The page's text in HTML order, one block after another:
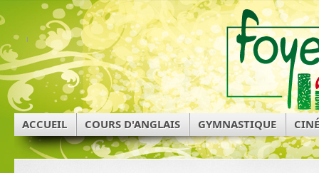
ACCUEIL COURS D'ANGLAIS GYMNASTIQUE